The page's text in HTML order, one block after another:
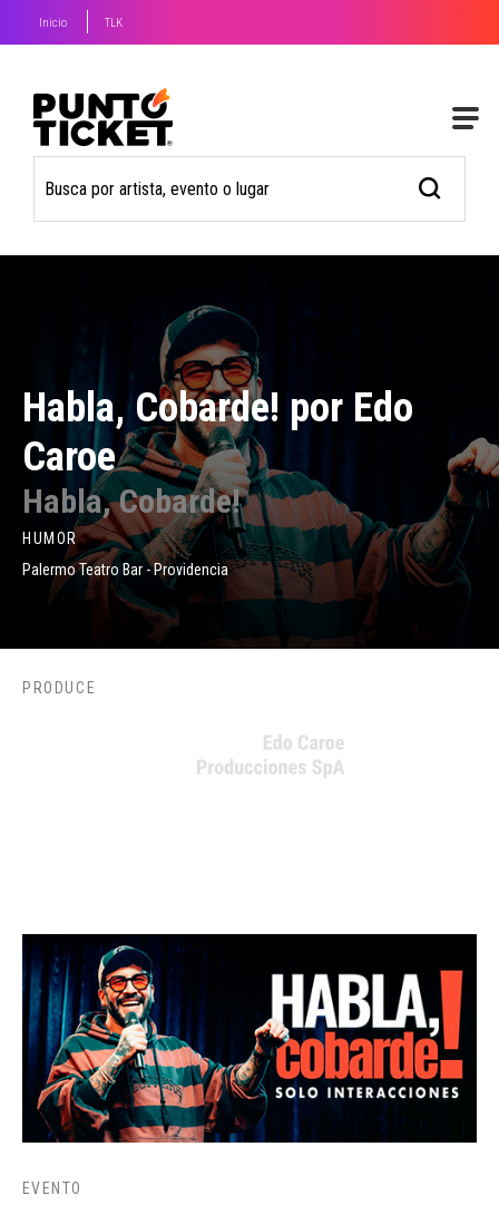
Inicio TLK
Habla, Cobarde! por Edo
Caroe
Habla, Cobarde!
HUMOR
Palermo Teatro Bar - Providencia
PRODUCE
EVENTO